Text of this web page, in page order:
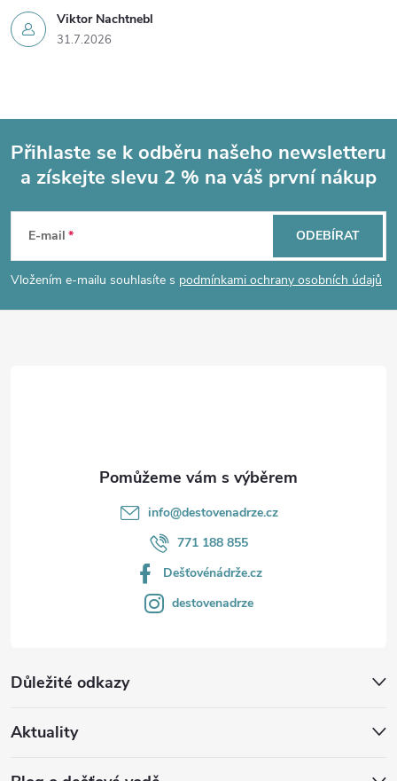
Viktor Nachtnebl
31.7.2026
p
Přihlaste se k odběru našeho newsletteru
a získejte slevu 2 % na váš první nákup
E-mail
Vložením e-mailu souhlasíte s podmínkami ochrany osobních údajů
ODEBÍRAT
Důležité odkazy
Aktuality
info@destovenadrze.cz
771 188 855
Dešťovénádrže.cz
destovenadrze